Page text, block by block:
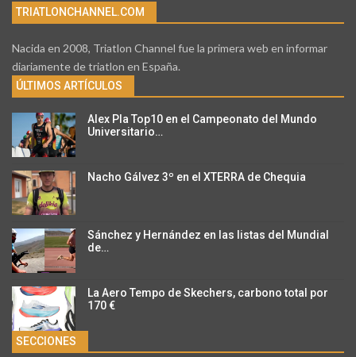
TRIATLONCHANNEL.COM
Nacida en 2008, Triatlon Channel fue la primera web en informar
diariamente de triatlon en España.
ÚLTIMOS ARTÍCULOS
Alex Pla Top10 en el Campeonato del Mundo
Universitario…
Nacho Gálvez 3º en el XTERRA de Chequia
Sánchez y Hernández en las listas del Mundial
de…
La Aero Tempo de Skechers, carbono total por
170 €
SECCIONES